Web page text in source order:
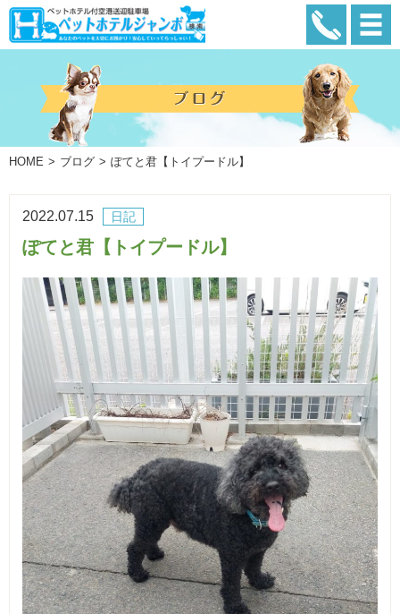
HOME ブログ ぽてと君【トイプードル】
日記
2022.07.15
ぽてと君【トイプードル】